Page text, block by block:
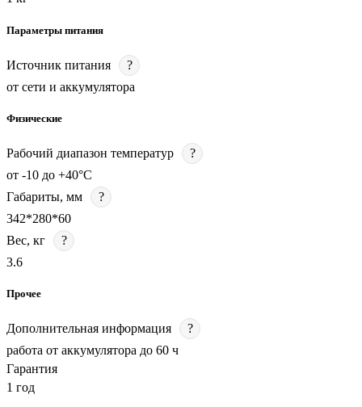
Параметры питания
Источник питания
?
от сети и аккумулятора
Физические
Рабочий диапазон температур
?
от -10 до +40°C
Габариты, мм
?
342*280*60
Вес, кг
?
3.6
Прочее
Дополнительная информация
?
работа от аккумулятора до 60 ч
Гарантия
1 год